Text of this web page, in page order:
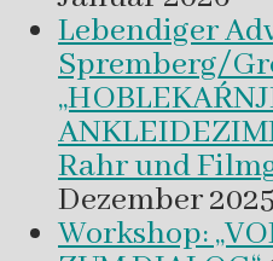
Lebendiger
Spremberg/
Rahr und
Dezember 2025
Workshop: